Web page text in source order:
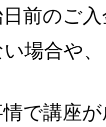
前のご
場合や
で講座